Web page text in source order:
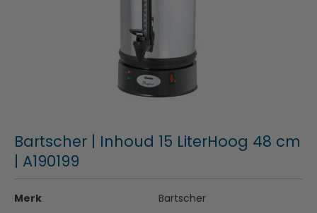
Bartscher | Inhoud 15 LiterHoog 48 cm
| A190199
Merk
Bartscher